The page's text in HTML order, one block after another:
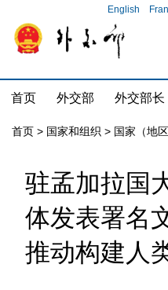
English
首页 外交部 外交部长
首页 > 国家和组织 > 国家（地区
驻孟加拉国
体发表署名
推动构建人